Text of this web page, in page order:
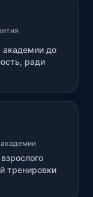
академии до
ради
тренировки